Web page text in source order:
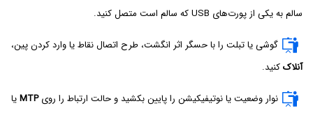
سالم به یکی از پورت‌های USB که سالم است متصل کنید.
گوشی یا تبلت را با حسگر اثر انگشت، طرح اتصال نقاط یا وارد کردن پین،
آنلاککنید.
نوار وضعیت یا نوتیفیکیشن را پایین بکشید و حالت ارتباط را رویMTPیا